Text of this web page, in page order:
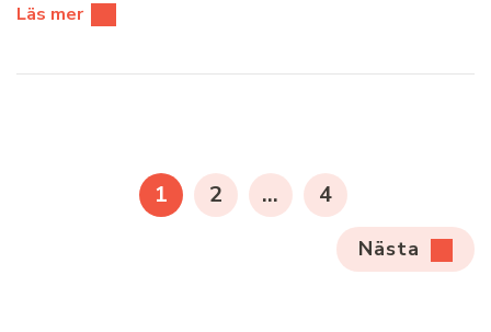
Läs mer
SIDA
1 SIDA
2 … SIDA
4
Nästa